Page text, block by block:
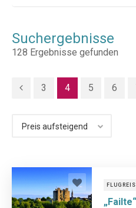
Suchergebnisse
128 Ergebnisse gefunden
3 4 5 6